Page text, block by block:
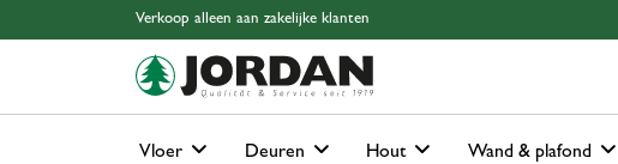
Skip to main content Skip to page header Skip to page footer
Verkoop alleen aan zakelijke klanten
Vloer Deuren Hout Wand & plafond